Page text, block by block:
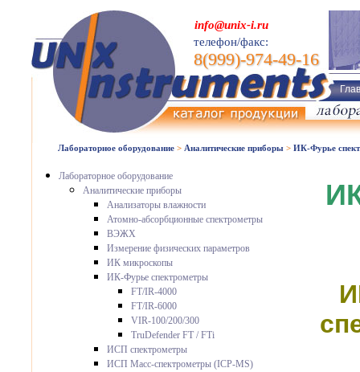
info@unix-i.ru
телефон/факс:
8(999)-974-49-16
Лабораторное оборудование > Аналитические приборы > ИК-Фурье
Лабораторное оборудование
Аналитические приборы
Анализаторы влажности
Атомно-абсорбционные спектрометры
ВЭЖХ
Измерение физических параметров
ИК микроскопы
ИК-Фурье спектрометры
FT/IR-4000
FT/IR-6000
VIR-100/200/300
TruDefender FT / FTi
ИСП спектрометры
ИСП Масс-спектрометры (ICP-MS)